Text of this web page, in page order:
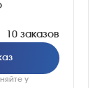
10 заказов
у